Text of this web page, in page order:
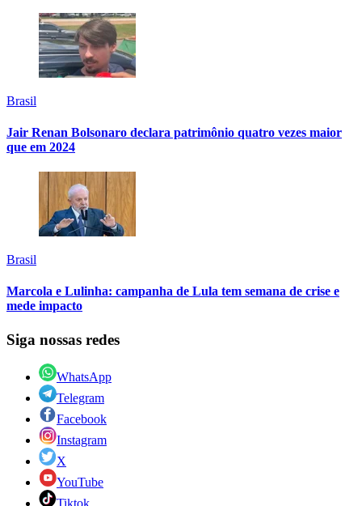
Brasil
Jair Renan Bolsonaro declara patrimônio quatro vezes maior
que em 2024
Brasil
Marcola e Lulinha: campanha de Lula tem semana de crise e
mede impacto
Siga nossas redes
WhatsApp
Telegram
Facebook
Instagram
X
YouTube